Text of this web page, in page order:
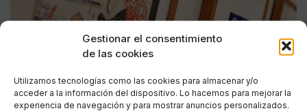
Gestionar el consentimiento
de las cookies
Utilizamos tecnologías como las cookies para almacenar y/o
acceder a la información del dispositivo. Lo hacemos para mejorar la
experiencia de navegación y para mostrar anuncios personalizados.